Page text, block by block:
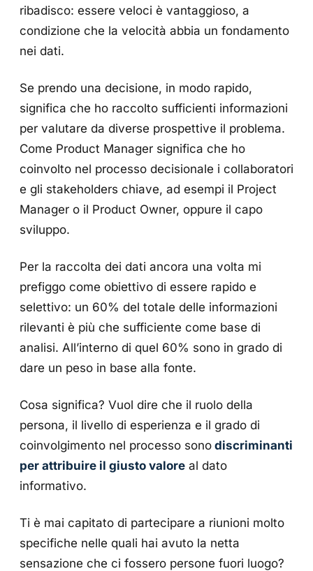
ribadisco: essere veloci è vantaggioso, a
condizione che la velocità abbia un fondamento
nei dati.
Se prendo una decisione, in modo rapido,
significa che ho raccolto sufficienti informazioni
per valutare da diverse prospettive il problema.
Come Product Manager significa che ho
coinvolto nel processo decisionale i collaboratori
e gli stakeholders chiave, ad esempi il Project
Manager o il Product Owner, oppure il capo
sviluppo.
Per la raccolta dei dati ancora una volta mi
prefiggo come obiettivo di essere rapido e
selettivo: un 60% del totale delle informazioni
rilevanti è più che sufficiente come base di
analisi. All’interno di quel 60% sono in grado di
dare un peso in base alla fonte.
Cosa significa? Vuol dire che il ruolo della
persona, il livello di esperienza e il grado di
coinvolgimento nel processo sono discriminanti
per attribuire il giusto valore al dato
informativo.
Ti è mai capitato di partecipare a riunioni molto
specifiche nelle quali hai avuto la netta
sensazione che ci fossero persone fuori luogo?